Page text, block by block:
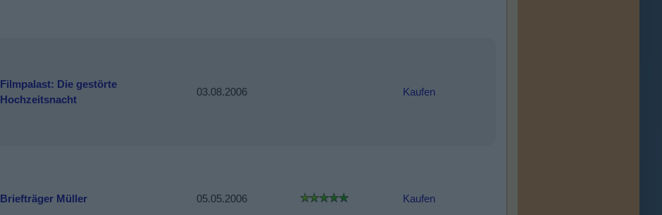
Filmpalast: Die gestörte
Hochzeitsnacht
03.08.2006 Kaufen
Briefträger Müller 05.05.2006 Kaufen